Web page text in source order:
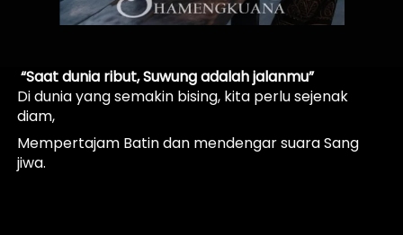
“Saat dunia ribut, Suwung adalah jalanmu”
Di dunia yang semakin bising, kita perlu sejenak
diam,
Mempertajam Batin dan mendengar suara Sang
jiwa.